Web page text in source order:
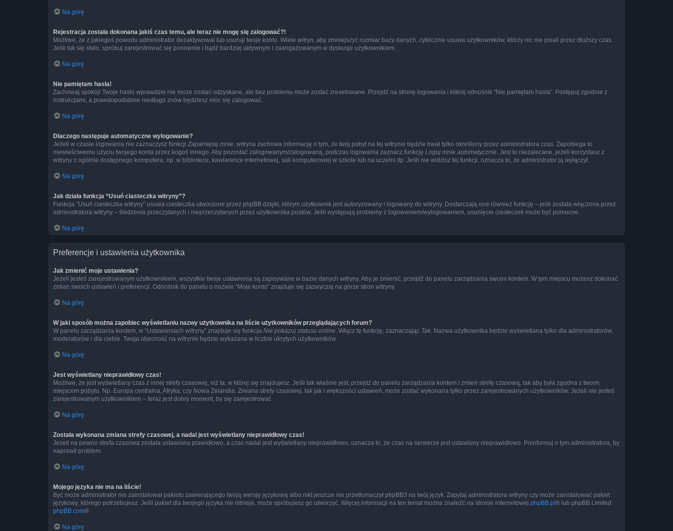
Na górę
Rejestracja została dokonana jakiś czas temu, ale teraz nie mogę się zalogować?!
Możliwe, że z jakiegoś powodu administrator dezaktywował lub usunął twoje konto. Wiele witryn, aby zmniejszyć rozmiar bazy danych, cyklicznie usuwa użytkowników, którzy nic nie pisali przez dłuższy czas.
Jeśli tak się stało, spróbuj zarejestrować się ponownie i bądź bardziej aktywnym i zaangażowanym w dyskusje użytkownikiem.
Na górę
Nie pamiętam hasła!
Zachowaj spokój! Twoje hasło wprawdzie nie może zostać odzyskane, ale bez problemu może zostać zresetowane. Przejdź na stronę logowania i kliknij odnośnik “Nie pamiętam hasła”. Postępuj zgodnie z
instrukcjami, a prawdopodobnie niedługo znów będziesz móc się zalogować.
Na górę
Dlaczego następuje automatyczne wylogowanie?
Jeżeli w czasie logowania nie zaznaczysz funkcji Zapamiętaj mnie, witryna zachowa informację o tym, że twój pobyt na tej witrynie będzie trwał tylko określony przez administratora czas. Zapobiega to
niewłaściwemu użyciu twojego konta przez kogoś innego. Aby pozostać zalogowanym/zalogowaną, podczas logowania zaznacz funkcję Loguj mnie automatycznie. Jest to niezalecane, jeżeli korzystasz z
witryny z ogólnie dostępnego komputera, np. w bibliotece, kawiarence internetowej, sali komputerowej w szkole lub na uczelni itp. Jeśli nie widzisz tej funkcji, oznacza to, że administrator ją wyłączył.
Na górę
Jak działa funkcja “Usuń ciasteczka witryny”?
Funkcja “Usuń ciasteczka witryny” usuwa ciasteczka utworzone przez phpBB dzięki, którym użytkownik jest autoryzowany i logowany do witryny. Dostarczają one również funkcję – jeśli została włączona przez
administratora witryny – śledzenia przeczytanych i nieprzeczytanych przez użytkownika postów. Jeśli występują problemy z logowaniem/wylogowaniem, usunięcie ciasteczek może być pomocne.
Na górę
Preferencje i ustawienia użytkownika
Jak zmienić moje ustawienia?
Jeżeli jesteś zarejestrowanym użytkownikiem, wszystkie twoje ustawienia są zapisywane w bazie danych witryny. Aby je zmienić, przejdź do panelu zarządzania swoim kontem. W tym miejscu możesz dokonać
zmian swoich ustawień i preferencji. Odnośnik do panelu o nazwie “Moje konto” znajduje się zazwyczaj na górze stron witryny.
Na górę
W jaki sposób można zapobiec wyświetlaniu nazwy użytkownika na liście użytkowników przeglądających forum?
W panelu zarządzania kontem, w “Ustawieniach witryny” znajduje się funkcja Nie pokazuj statusu online. Włącz tę funkcję, zaznaczając Tak. Nazwa użytkownika będzie wyświetlana tylko dla administratorów,
moderatorów i dla ciebie. Twoja obecność na witrynie będzie wykazana w liczbie ukrytych użytkowników.
Na górę
Jest wyświetlany nieprawidłowy czas!
Możliwe, że jest wyświetlany czas z innej strefy czasowej, niż ta, w której się znajdujesz. Jeśli tak właśnie jest, przejdź do panelu zarządzania kontem i zmień strefę czasową, tak aby była zgodna z twoim
miejscem pobytu. Np. Europa centralna, Afryka, czy Nowa Zelandia. Zmiana strefy czasowej, tak jak i większości ustawień, może zostać wykonana tylko przez zarejestrowanych użytkowników. Jeżeli nie jesteś
zarejestrowanym użytkownikiem – teraz jest dobry moment, by się zarejestrować.
Na górę
Została wykonana zmiana strefy czasowej, a nadal jest wyświetlany nieprawidłowy czas!
Jeżeli na pewno strefa czasowa została ustawiona prawidłowo, a czas nadal jest wyświetlany nieprawidłowo, oznacza to, że czas na serwerze jest ustawiony nieprawidłowo. Poinformuj o tym administratora, by
naprawił problem.
Na górę
Mojego języka nie ma na liście!
Być może administrator nie zainstalował pakietu zawierającego twoją wersję językową albo nikt jeszcze nie przetłumaczył phpBB3 na twój język. Zapytaj administratora witryny czy może zainstalować pakiet
językowy, którego potrzebujesz. Jeśli pakiet dla twojego języka nie istnieje, może spróbujesz go utworzyć. Więcej informacji na ten temat można znaleźć na stronie internetowej phpBB.pl ® lub phpBB Limited
phpBB.com®
Na górę